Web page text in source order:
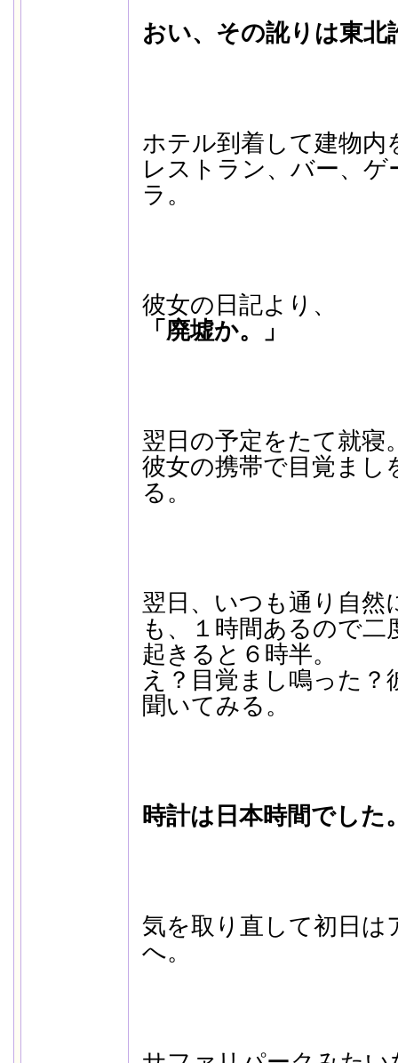
おい、その訛りは東北
ホテル到着して建物内
レストラン、バー、
ラ。
彼女の日記より、
「廃墟か。」
翌日の予定をたて就寝
彼女の携帯で目覚まし
る。
翌日、いつも通り自然
も、１時間あるので二
起きると６時半。
え？目覚まし鳴った
聞いてみる。
時計は日本時間でした
気を取り直して初日
へ。